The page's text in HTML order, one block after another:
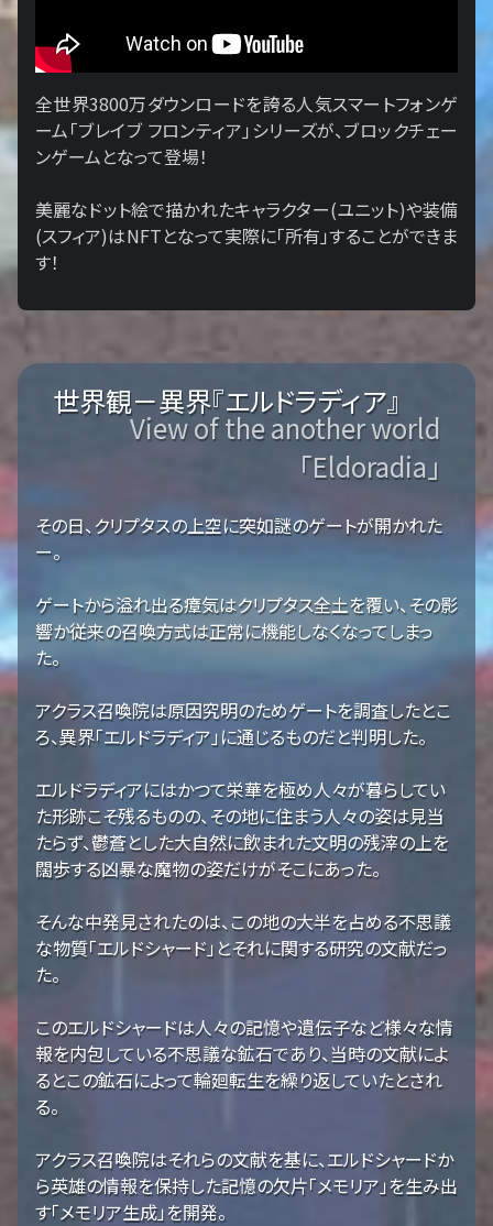
全世界3800万ダウンロードを誇る人気スマートフォンゲ
ーム「ブレイブ フロンティア」シリーズが、ブロックチェー
ンゲームとなって登場！
美麗なドット絵で描かれたキャラクター(ユニット)や装備
(スフィア)はNFTとなって実際に「所有」することができま
す！
世界観－異界『エルドラディア』
View of the another world
「Eldoradia」
その日、クリプタスの上空に突如謎のゲートが開かれた
ー。
ゲートから溢れ出る瘴気はクリプタス全土を覆い、その影
響か従来の召喚方式は正常に機能しなくなってしまっ
た。
アクラス召喚院は原因究明のためゲートを調査したとこ
ろ、異界「エルドラディア」に通じるものだと判明した。
エルドラディアにはかつて栄華を極め人々が暮らしてい
た形跡こそ残るものの、その地に住まう人々の姿は見当
たらず、鬱蒼とした大自然に飲まれた文明の残滓の上を
闊歩する凶暴な魔物の姿だけがそこにあった。
そんな中発見されたのは、この地の大半を占める不思議
な物質「エルドシャード」とそれに関する研究の文献だっ
た。
このエルドシャードは人々の記憶や遺伝子など様々な情
報を内包している不思議な鉱石であり、当時の文献によ
るとこの鉱石によって輪廻転生を繰り返していたとされ
る。
アクラス召喚院はそれらの文献を基に、エルドシャードか
ら英雄の情報を保持した記憶の欠片「メモリア」を生み出
す「メモリア生成」を開発。